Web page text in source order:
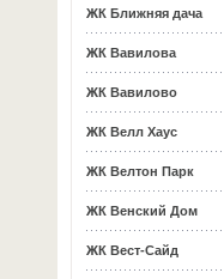
ЖК Ближняя дача
ЖК Вавилова
ЖК Вавилово
ЖК Велл Хаус
ЖК Велтон Парк
ЖК Венский Дом
ЖК Вест-Сайд